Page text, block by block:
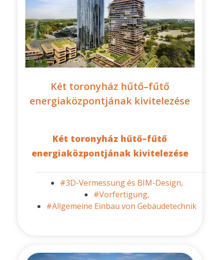
Két toronyház hűtő–fűtő
energiaközpontjának kivitelezése
Két toronyház hűtő–fűtő
energiaközpontjának kivitelezése
#3D-Vermessung és BIM-Design,
#Vorfertigung,
#Allgemeine Einbau von Gebäudetechnik